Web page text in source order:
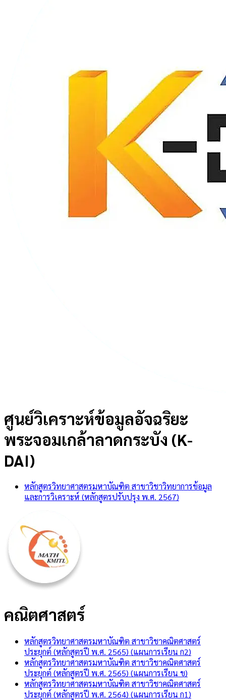
ศูนย์วิเคราะห์ข้อมูลอัจฉริยะ
พระจอมเกล้าลาดกระบัง (K-
DAI)
หลักสูตรวิทยาศาสตรมหาบัณฑิต สาขาวิชาวิทยาการข้อมูล
และการวิเคราะห์ (หลักสูตรปรับปรุง พ.ศ. 2567)
คณิตศาสตร์
หลักสูตรวิทยาศาสตรมหาบัณฑิต สาขาวิชาคณิตศาสตร์
ประยุกต์ (หลักสูตรปี พ.ศ. 2565) (แผนการเรียน ก2)
หลักสูตรวิทยาศาสตรมหาบัณฑิต สาขาวิชาคณิตศาสตร์
ประยุกต์ (หลักสูตรปี พ.ศ. 2565) (แผนการเรียน ข)
หลักสูตรวิทยาศาสตรมหาบัณฑิต สาขาวิชาคณิตศาสตร์
ประยุกต์ (หลักสูตรปี พ.ศ. 2564) (แผนการเรียน ก1)